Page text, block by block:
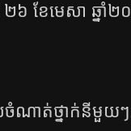
ៃទី ២៦ ខែមេសា​ ឆ្
លចំណាត់ថ្នាក់នីមួ